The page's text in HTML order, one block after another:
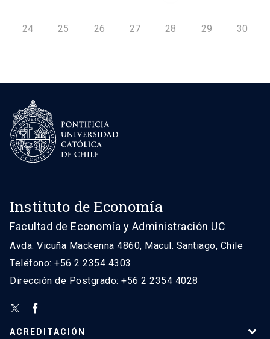
24 25 26 27 28 29 30
Instituto de Economía
Facultad de Economía y Administración UC
Avda. Vicuña Mackenna 4860, Macul. Santiago, Chile
Teléfono: +56 2 2354 4303
Dirección de Postgrado: +56 2 2354 4028
ACREDITACIÓN